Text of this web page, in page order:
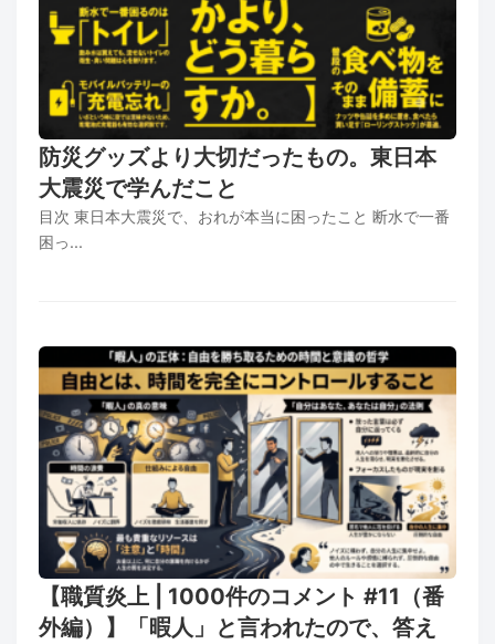
防災グッズより大切だったもの。東日本
大震災で学んだこと
目次 東日本大震災で、おれが本当に困ったこと 断水で一番
困っ...
【職質炎上 | 1000件のコメント #11（番
外編）】「暇人」と言われたので、答え